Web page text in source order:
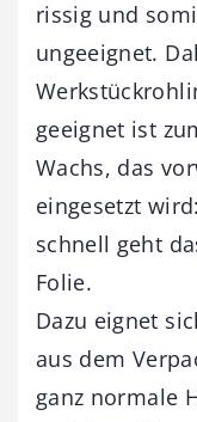
rissig und
ungeeignet.
geeignet ist
Wachs, das
eingesetzt
schnell geht
Folie.
Dazu eignet
aus dem
ganz normale